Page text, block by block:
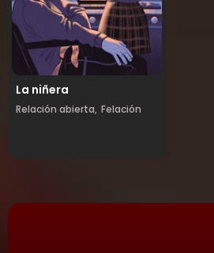
La niñera
Relación abierta, Felación